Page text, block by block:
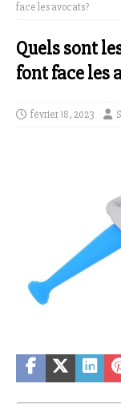
face les avocats?
Quels sont
font face les
février 18, 2023